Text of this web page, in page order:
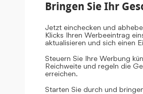
Bringen Sie Ihr
Jetzt einchecken und
Klicks Ihren Werbeeintrag
aktualisieren und sich einen
Steuern Sie Ihre Werbung
Reichweite und regeln die
erreichen.
Starten Sie durch und